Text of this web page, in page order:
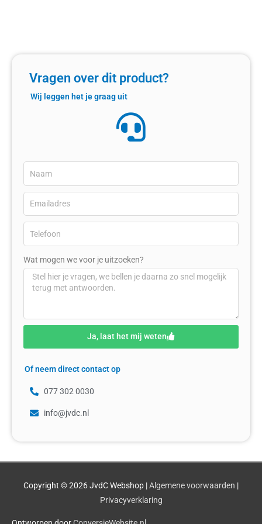
Vragen over dit product?
Wij leggen het je graag uit
Wat mogen we voor je uitzoeken?
Ja, laat het mij weten
Of neem direct contact op
077 302 0030
info@jvdc.nl
Copyright © 2026JvdC Webshop |Algemene voorwaarden |
Privacyverklaring